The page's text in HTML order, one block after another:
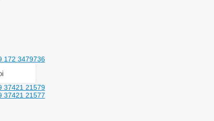
172 3479736
37421 21579
37421 21577